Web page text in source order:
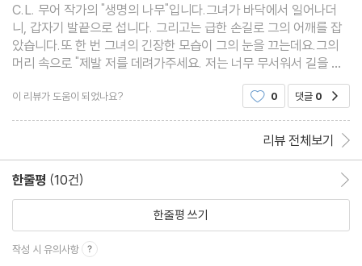
Lewis Padgett' 등이 사용되었다. 이중 가장 많이 사용된 '루이스
파젯'은 무어와 커트너의 어머니들의 처녀 시절 성을 조합한 것이었
다.
1958년 갑작스러운 심장 마비로 커트너가 세상을 떠나면서 무어의
작품 활동 역시 쇠퇴기에 접어 들었다. 그녀는 소설 창작을 거의 중
단하고, 대학에서의 작가 교육에 초점을 맞추어 활동했다. 그리고 몇
개의 TV 드라마를 위한 시나리오 작업을 하기도 했다. 그러나 그것
도 1963년 토마스 레기 Thomas Reggie와 결혼하면서 집필 활동
1981년 무어는 '세계 판타지 문학상 – 생애 업적 부문 World Fant
asy Award for Life Achievement'과 '간달프 그랜드 마스터 상
C.L. 무어 작가의 "생명의 나무"입니다.그녀가 바닥에서 일어나더
니, 갑자기 발끝으로 섭니다. 그리고는 급한 손길로 그의 어깨를 잡
았습니다.또 한 번 그녀의 긴장한 모습이 그의 눈을 끄는데요.그의
머리 속으로 "제발 저를 데려가주세요. 저는 너무 무서워서 길을 찾
을 수가 없어요" 하는 느낌이 함께 전해집니다.그러자 그는 눈을 재
차 깜빡이면서 그녀를 쳐다보았습니다. 그녀의 눈
이 리뷰가 도움이 되었나요? 0 댓글 0
리뷰 전체보기
한줄평 (10건)
한줄평 쓰기
작성 시 유의사항